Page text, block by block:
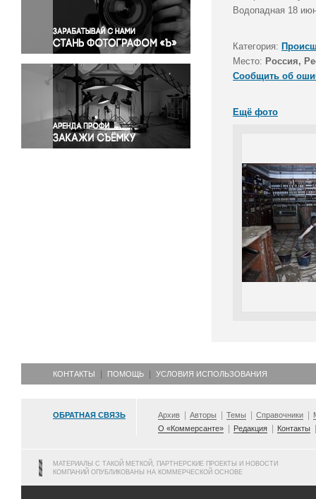
Правосудие
Происшествия и конфликты
Религия
Светская жизнь
Спорт
Экология
Экономика и бизнес
Водопадная 18
Категория:
Место: Россия,
Сообщить об
Ещё фото
КОНТАКТЫ ПОМОЩЬ УСЛОВИЯ ИСПОЛЬЗОВАНИЯ
ОБРАТНАЯ СВЯЗЬ Архив Авторы Темы Справочники
О «Коммерсанте»
Редакция Контакты
МАТЕРИАЛЫ С ТАКОЙ МЕТКОЙ, ПАРТНЕРСКИЕ ПРОЕКТЫ И НОВОСТИ
КОМПАНИЙ ОПУБЛИКОВАНЫ НА КОММЕРЧЕСКОЙ ОСНОВЕ